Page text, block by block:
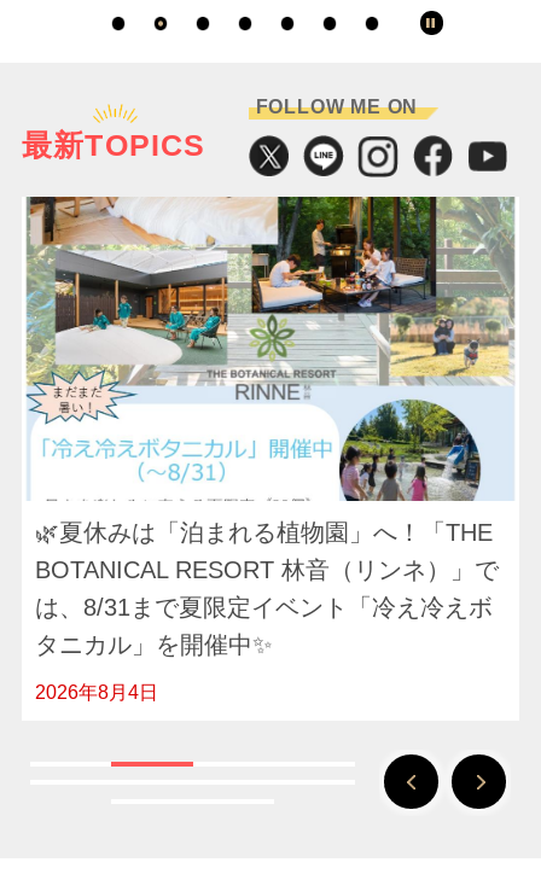
最新TOPICS
🌿夏休みは「泊まれる植物園」へ！「THE
BOTANICAL RESORT 林音（リンネ）」で
は、8/31まで夏限定イベント「冷え冷えボ
タニカル」を開催中✨
2026年8月4日
Previous Next
FOLLOW ME ON